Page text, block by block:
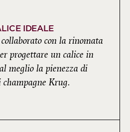
IDEALE
con la rinomata
progettare un calice in
meglio la pienezza di
Krug.